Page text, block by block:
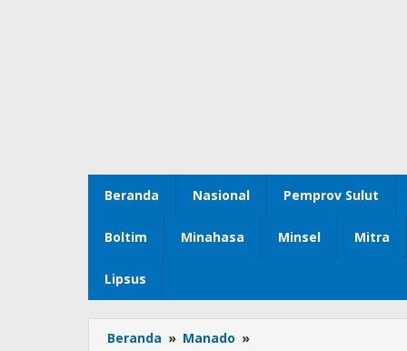
Beranda Nasional Pemprov Sulut
Boltim Minahasa Minsel Mitra
Lipsus
Beranda » Manado »